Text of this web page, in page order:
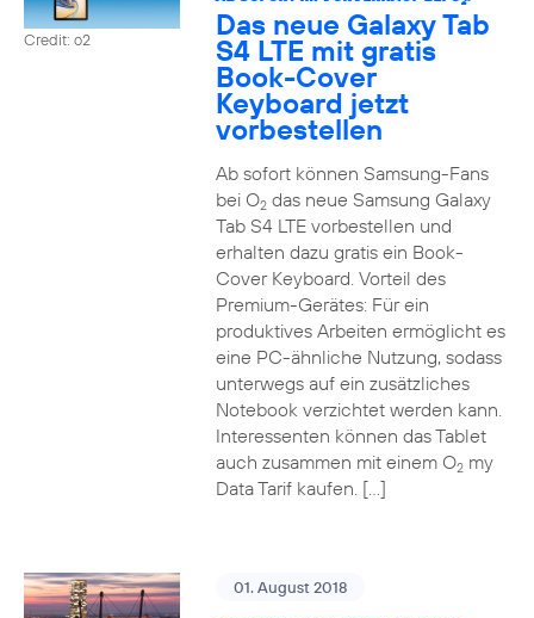
Credit: o2 Das neue Galaxy Tab
S4 LTE mit gratis
Book-Cover
Keyboard jetzt
vorbestellen
Ab sofort können Samsung-Fans
bei O2das neue Samsung Galaxy
Tab S4 LTE vorbestellen und
erhalten dazu gratis ein Book-
Cover Keyboard. Vorteil des
Premium-Gerätes: Für ein
produktives Arbeiten ermöglicht es
eine PC-ähnliche Nutzung, sodass
unterwegs auf ein zusätzliches
Notebook verzichtet werden kann.
Interessenten können das Tablet
auch zusammen mit einem O2my
Data Tarif kaufen. […]
01. August 2018